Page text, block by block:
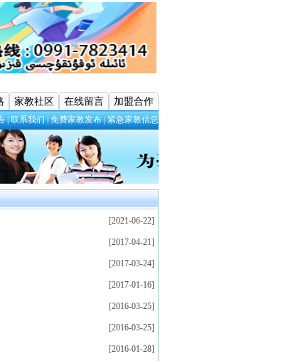
家教社区 在线留言 加盟合作
|联系我们|免费家教发布|紧急家教信息
[2021-06-22]
[2017-04-21]
[2017-03-24]
[2017-01-16]
[2016-03-25]
[2016-03-25]
[2016-01-28]